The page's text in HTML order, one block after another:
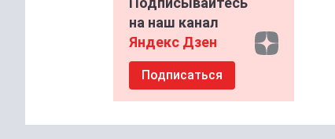
на наш канал
Яндекс Дзен
Подписаться